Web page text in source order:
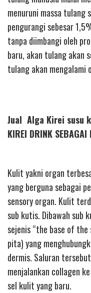
menuruni massa tulang
pengurangi sebesar
tanpa diimbangi oleh
baru, akan tulang akan
tulang akan mengalami
Jual Alga Kirei susu
KIREI DRINK SEBAGAI
Kulit yakni organ
yang berguna sebagai
sensory organ. Kulit
sub kutis. Dibawah sub
sejenis “the base of
pita) yang
dermis. Saluran
menjalankan collagen
sel kulit yang baru.